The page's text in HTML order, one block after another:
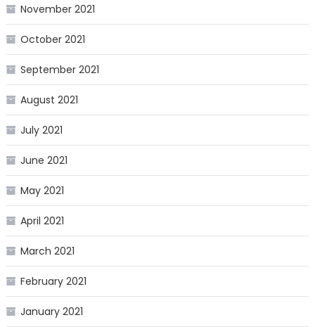
November 2021
October 2021
September 2021
August 2021
July 2021
June 2021
May 2021
April 2021
March 2021
February 2021
January 2021